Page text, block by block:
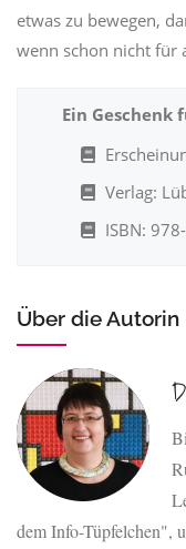
etwas zu bewegen,
wenn schon nicht für
Ein Geschenk
Verlag:
ISBN:
Über die Autorin
dem Info-Tüpfelchen",